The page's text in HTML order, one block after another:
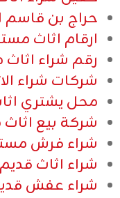
حراج بن
ارقام اثاث
رقم شراء
شركات شراء
محل يشتري
شركة بيع
شراء فرش
شراء اثاث
شراء عفش